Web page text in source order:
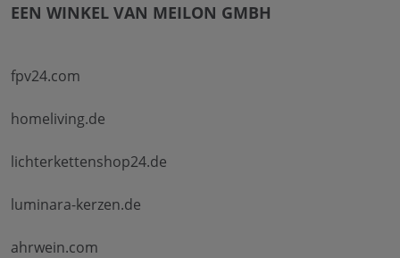
EEN WINKEL VAN MEILON GMBH
fpv24.com
homeliving.de
lichterkettenshop24.de
luminara-kerzen.de
ahrwein.com